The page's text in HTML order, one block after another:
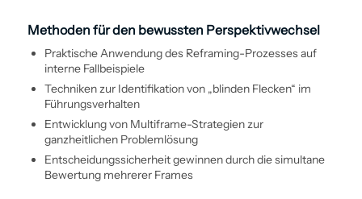
Methoden für den bewussten Perspektivwechsel
Praktische Anwendung des Reframing-Prozesses auf
interne Fallbeispiele
Techniken zur Identifikation von „blinden Flecken“ im
Führungsverhalten
Entwicklung von Multiframe-Strategien zur
ganzheitlichen Problem­lösung
Entscheidungssicherheit gewinnen durch die simultane
Bewertung mehrerer Frames